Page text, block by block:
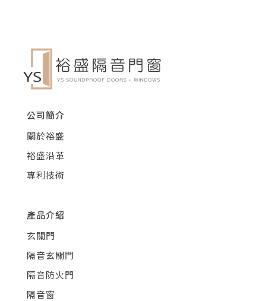
公司簡介
關於裕盛
裕盛沿革
專利技術
產品介紹
玄關門
隔音玄關門
隔音防火門
隔音窗